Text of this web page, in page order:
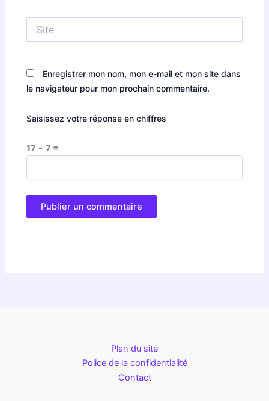
Enregistrer mon nom, mon e-mail et mon site dans
le navigateur pour mon prochain commentaire.
Saisissez votre réponse en chiffres
17 − 7 =
Plan du site
Police de la confidentialité
Contact